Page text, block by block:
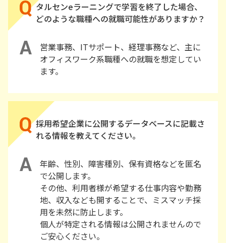
タルセンeラーニングで学習を終了した場合、
どのような職種への就職可能性がありますか？
営業事務、ITサポート、経理事務など、主に
オフィスワーク系職種への就職を想定してい
ます。
採用希望企業に公開するデータベースに記載さ
れる情報を教えてください。
年齢、性別、障害種別、保有資格などを匿名
で公開します。
その他、利用者様が希望する仕事内容や勤務
地、収入なども開することで、ミスマッチ採
用を未然に防止します。
個人が特定される情報は公開されませんので
ご安心ください。